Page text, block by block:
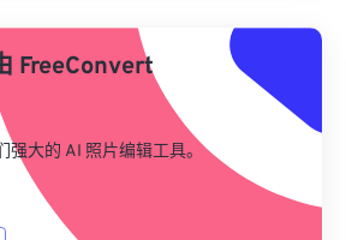
FreeConvert
强大的 AI 照片编辑工具。